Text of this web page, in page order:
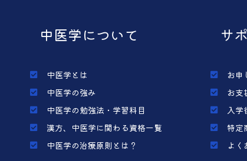
中医学について
中医学とは
中医学の強み
中医学の勉強法・学習科目
漢方、中医学に関わる資格一覧
中医学の治療原則とは？
サ
お申
お支
入学
特定
よく